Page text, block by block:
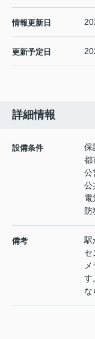
情報更新日
更新予定日
詳細情報
設備条件
保
都
公
公
電
防
備考
駅
セ
す
な